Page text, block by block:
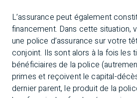
L’assurance peut également
financement. Dans cette situation,
une police d’assurance sur votre
conjoint. Ils sont alors à la fois les
bénéficiaires de la police
primes et reçoivent le capital-
dernier parent, le produit de la